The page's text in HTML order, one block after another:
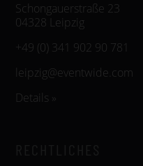
Schongauerstraße 23
04328 Leipzig
+49 (0) 341 902 90 781
leipzig@eventwide.com
Details »